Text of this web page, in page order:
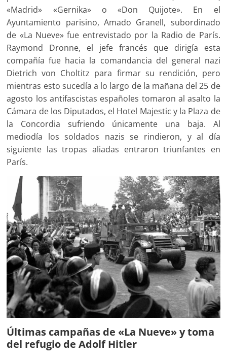
«Madrid» «Gernika» o «Don Quijote». En el
Ayuntamiento parisino, Amado Granell, subordinado
de «La Nueve» fue entrevistado por la Radio de París.
Raymond Dronne, el jefe francés que dirigía esta
compañía fue hacia la comandancia del general nazi
Dietrich von Choltitz para firmar su rendición, pero
mientras esto sucedía a lo largo de la mañana del 25 de
agosto los antifascistas españoles tomaron al asalto la
Cámara de los Diputados, el Hotel Majestic y la Plaza de
la Concordia sufriendo únicamente una baja. Al
mediodía los soldados nazis se rindieron, y al día
siguiente las tropas aliadas entraron triunfantes en
París.
Últimas campañas de «La Nueve» y toma
del refugio de Adolf Hitler